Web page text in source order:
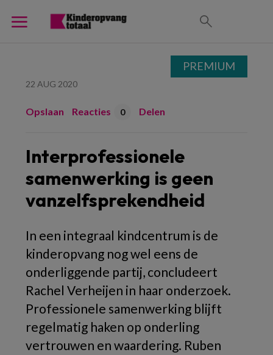
22 AUG 2020
Opslaan Reacties 0 Delen
Interprofessionele
samenwerking is geen
vanzelfsprekendheid
In een integraal kindcentrum is de
kinderopvang nog wel eens de
onderliggende partij, concludeert
Rachel Verheijen in haar onderzoek.
Professionele samenwerking blijft
regelmatig haken op onderling
vertrouwen en waardering. Ruben
PREMIUM